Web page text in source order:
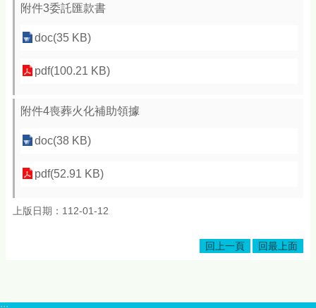
附件3委託匯款書
doc(35 KB)
pdf(100.21 KB)
附件4喪葬火化補助領據
doc(38 KB)
pdf(52.91 KB)
上版日期：112-01-12
回上一頁 回最上面